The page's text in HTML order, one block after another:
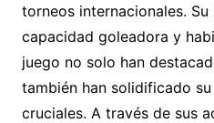
torneos internacionales.
capacidad goleadora y
juego no solo han
también han solidificado
cruciales. A través de sus